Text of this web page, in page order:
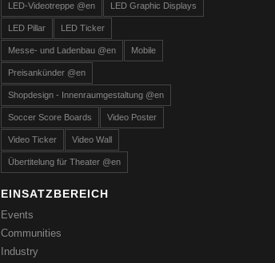
LED-Videotreppe @en LED Graphic Displays
LED Pillar LED Ticker
Messe- und Ladenbau @en Mobile
Preisankünder @en
Shopdesign - Innenraumgestaltung @en
Soccer Score Boards Video Poster
Video Ticker Video Wall
Übertitelung für Theater @en
EINSATZBEREICH
Events
Communities
Industry